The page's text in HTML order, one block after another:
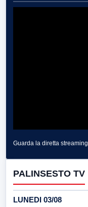
Guarda la diretta streaming
PALINSESTO TV
LUNEDI 03/08